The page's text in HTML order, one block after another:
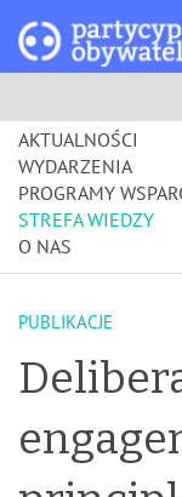
AKTUALNOŚCI
WYDARZENIA
PROGRAMY
STREFA WIEDZY
O NAS
PUBLIKACJE